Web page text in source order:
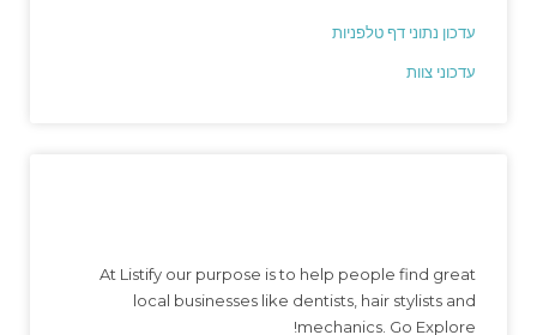
עדכון נתוני דף טלפניות
עדכוני צוות
At Listify our purpose is to help people find great
local businesses like dentists, hair stylists and
mechanics. Go Explore!